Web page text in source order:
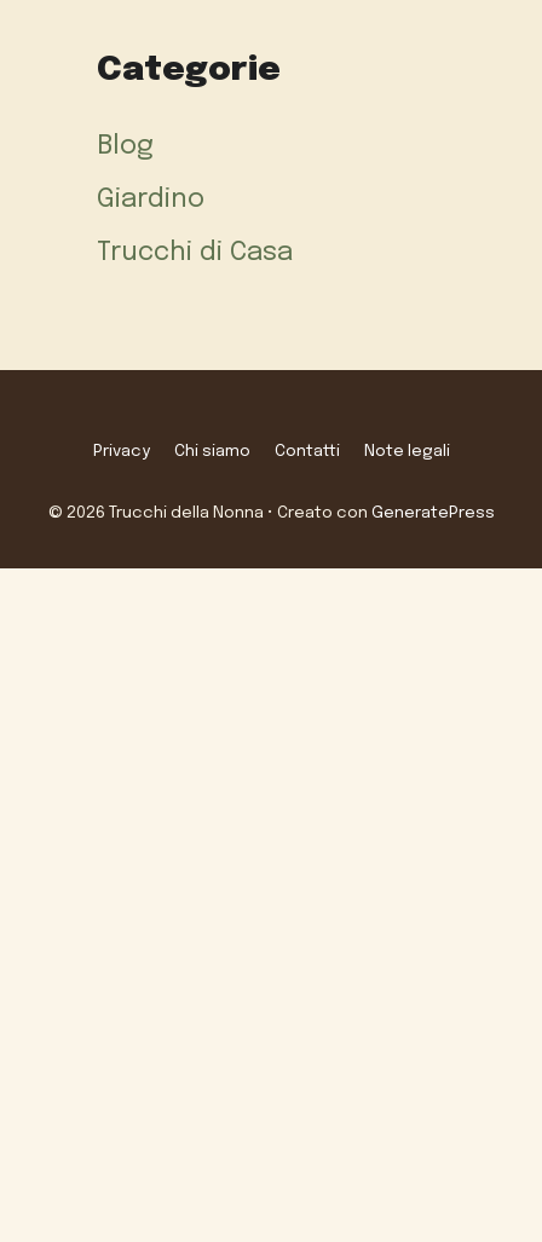
Categorie
Blog
Giardino
Trucchi di Casa
Privacy Chi siamo Contatti Note legali
© 2026 Trucchi della Nonna • Creato con GeneratePress